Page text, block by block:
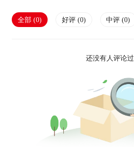
全部 (0) 好评 (0) 中评 (0)
还没有人评论过